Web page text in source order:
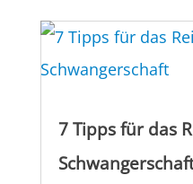
7 Tipps für das